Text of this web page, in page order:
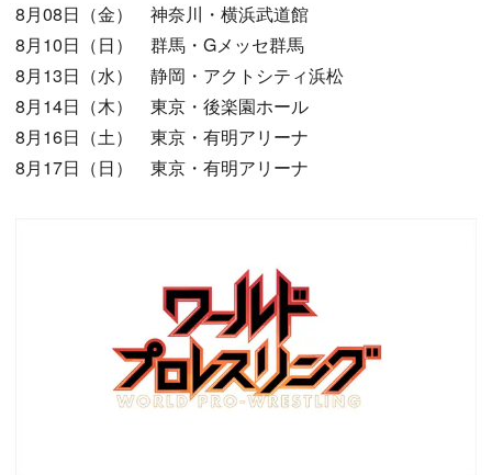
8月08日（金） 神奈川・横浜武道館
8月10日（日） 群馬・Gメッセ群馬
8月13日（水） 静岡・アクトシティ浜松
8月14日（木） 東京・後楽園ホール
8月16日（土） 東京・有明アリーナ
8月17日（日） 東京・有明アリーナ